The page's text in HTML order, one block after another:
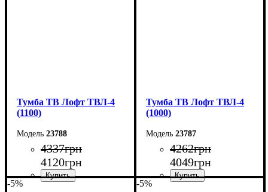
Тумба ТВ Лофт ТВЛ-4
(1100)
23788
4337грн
4120грн
Тумба ТВ Лофт ТВЛ-4
(1000)
23787
4262грн
4049грн
-5% -5%